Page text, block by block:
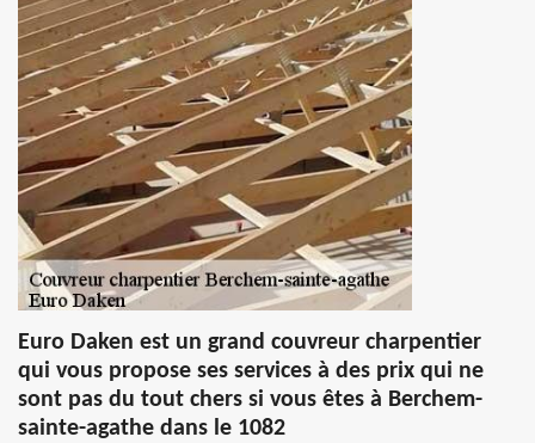
Euro Daken est un grand couvreur charpentier
qui vous propose ses services à des prix qui ne
sont pas du tout chers si vous êtes à Berchem-
sainte-agathe dans le 1082